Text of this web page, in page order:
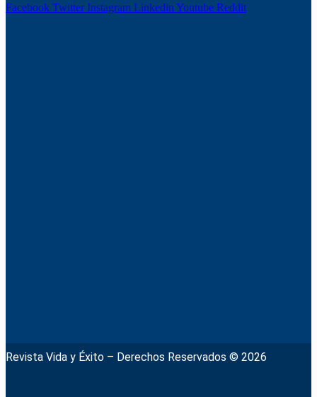
Facebook Twitter Instagram Linkedin Youtube Reddit
Revista Vida y Éxito – Derechos Reservados © 2026